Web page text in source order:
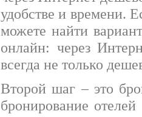
удобстве и времени.
можете найти
онлайн: через
всегда не только
Второй шаг – это
бронирование